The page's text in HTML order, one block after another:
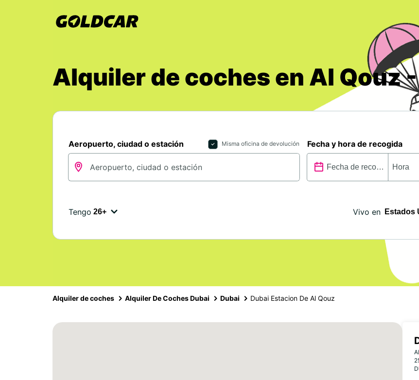
Alquiler de coches en Al Qouz
Aeropuerto, ciudad o estación Misma oficina de devolución Fecha y hora de recogida
Tengo Vivo en
Alquiler de coches Alquiler De Coches Dubai Dubai Dubai Estacion De Al Qouz